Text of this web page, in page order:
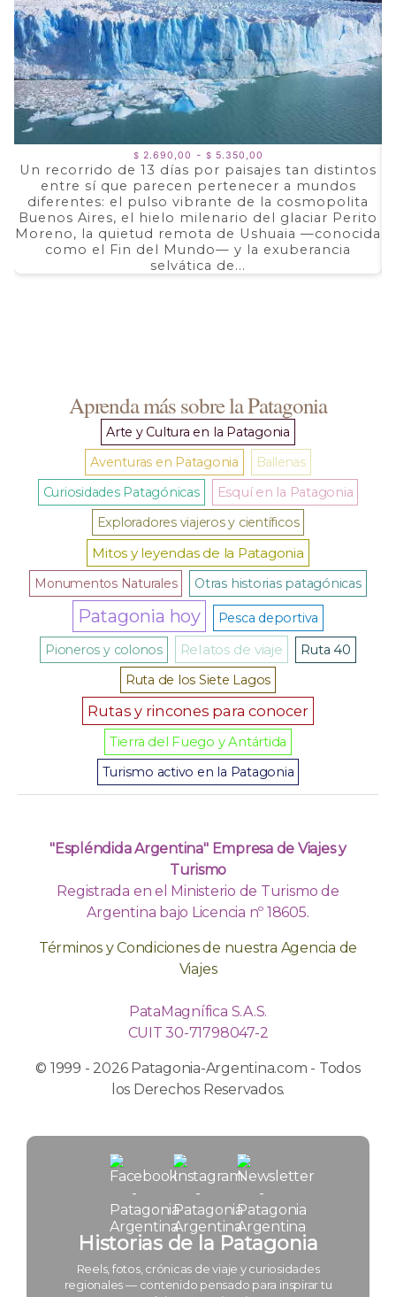
$ 2.690,00 - $ 5.350,00
de
precios:
desde
$ 2.690,00
hasta
$ 5.350,00
Un recorrido de 13 días por paisajes tan distintos
entre sí que parecen pertenecer a mundos
diferentes: el pulso vibrante de la cosmopolita
Buenos Aires, el hielo milenario del glaciar Perito
Moreno, la quietud remota de Ushuaia —conocida
como el Fin del Mundo— y la exuberancia
selvática de...
Aprenda más sobre la Patagonia
Arte y Cultura en la Patagonia
Aventuras en Patagonia
Ballenas
Curiosidades Patagónicas
Esquí en la Patagonia
Exploradores viajeros y científicos
Mitos y leyendas de la Patagonia
Monumentos Naturales Otras historias patagónicas
Patagonia hoy
Pesca deportiva
Pioneros y colonos
Relatos de viaje
Ruta 40
Ruta de los Siete Lagos
Rutas y rincones para conocer
Tierra del Fuego y Antártida
Turismo activo en la Patagonia
"Espléndida Argentina" Empresa de Viajes y
Turismo
Registrada en el Ministerio de Turismo de
Argentina bajo Licencia nº 18605.
Términos y Condiciones de nuestra Agencia de
Viajes
PataMagnífica S.A.S.
CUIT 30-71798047-2
© 1999 - 2026 Patagonia-Argentina.com - Todos
los Derechos Reservados.
Historias de la Patagonia
Reels, fotos, crónicas de viaje y curiosidades
regionales — contenido pensado para inspirar tu